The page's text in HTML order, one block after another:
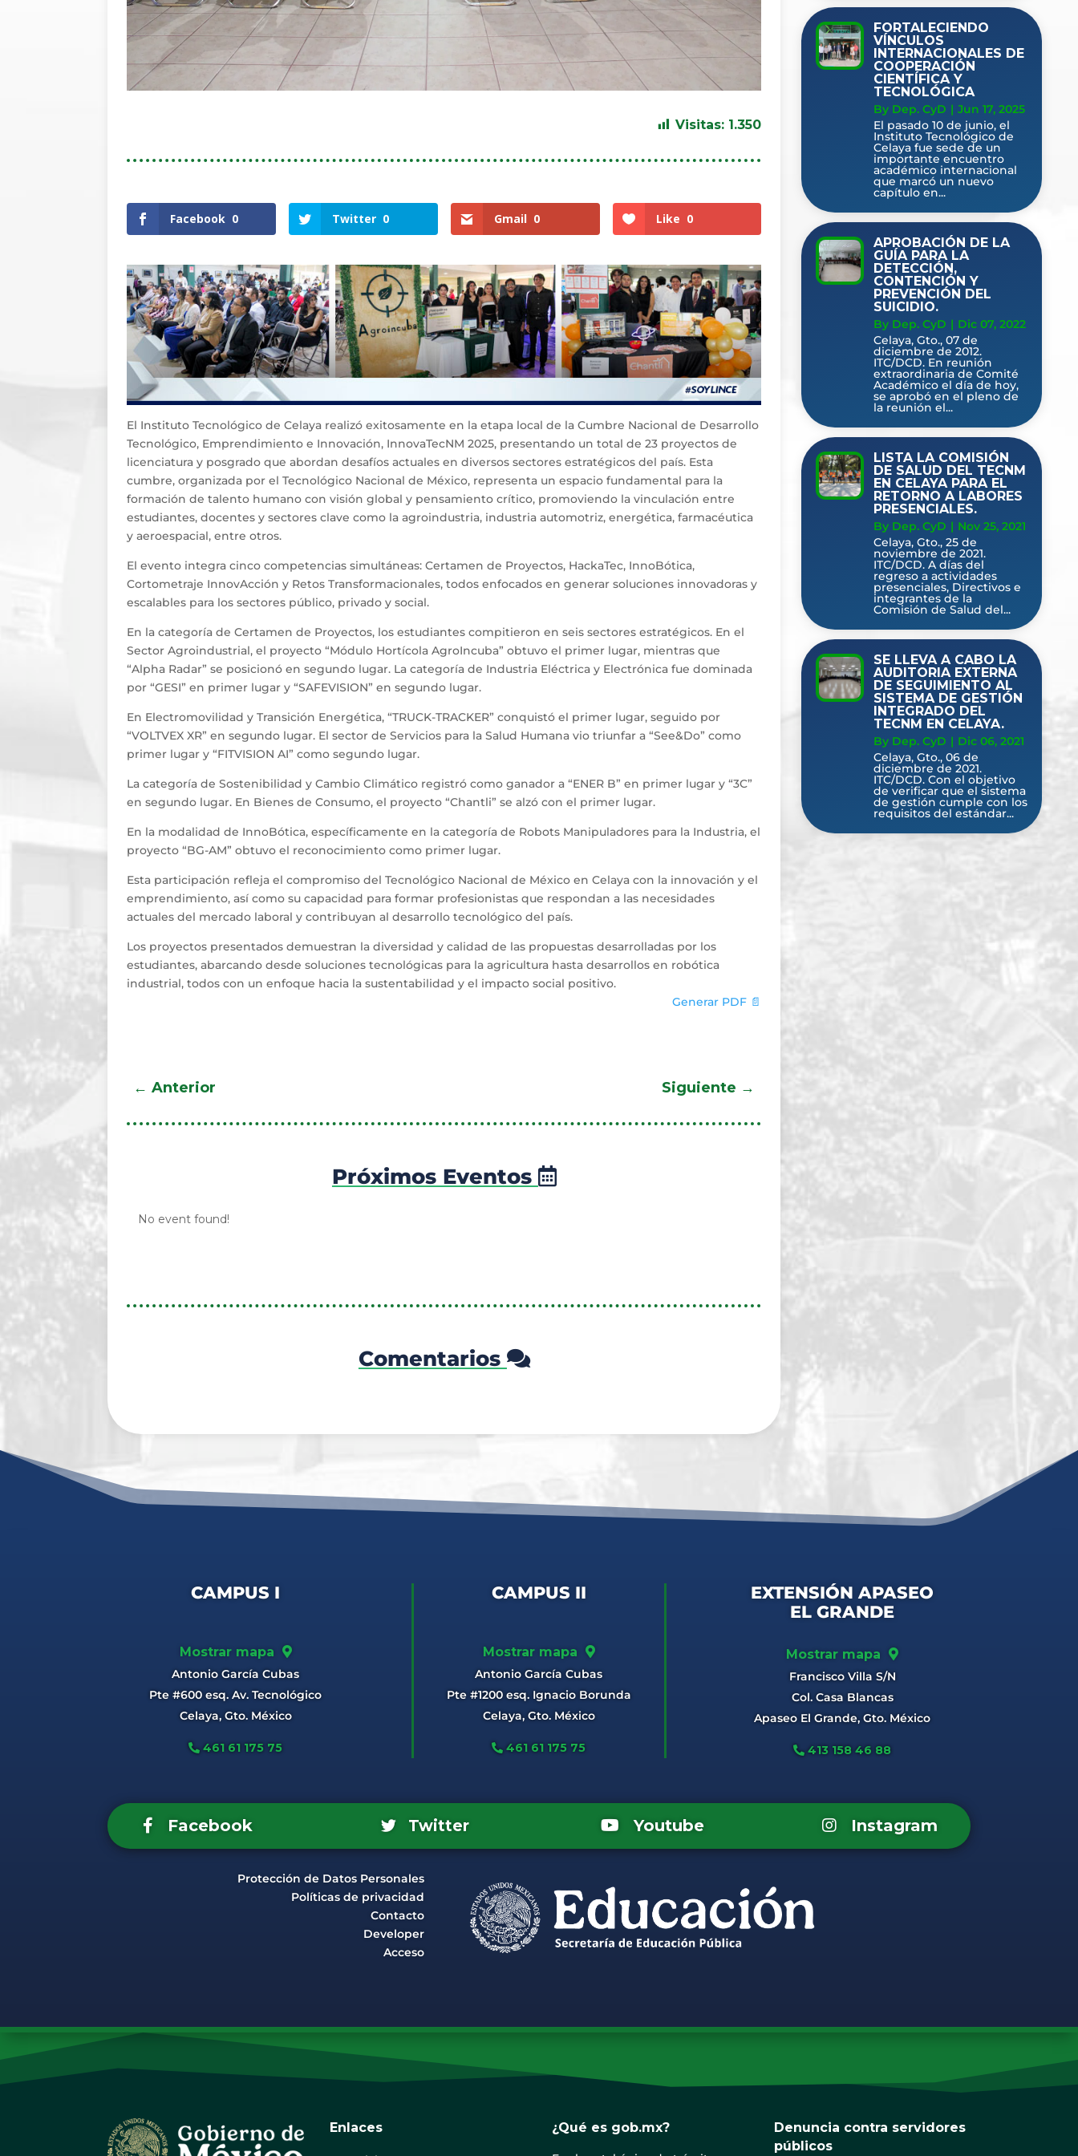
Visitas: 1.350
Facebook 0 Twitter 0 Gmail 0 Like 0
El Instituto Tecnológico de Celaya realizó exitosamente en la etapa local de la Cumbre Nacional de Desarrollo
Tecnológico, Emprendimiento e Innovación, InnovaTecNM 2025, presentando un total de 23 proyectos de
licenciatura y posgrado que abordan desafíos actuales en diversos sectores estratégicos del país. Esta
cumbre, organizada por el Tecnológico Nacional de México, representa un espacio fundamental para la
formación de talento humano con visión global y pensamiento crítico, promoviendo la vinculación entre
estudiantes, docentes y sectores clave como la agroindustria, industria automotriz, energética, farmacéutica
y aeroespacial, entre otros.
El evento integra cinco competencias simultáneas: Certamen de Proyectos, HackaTec, InnoBótica,
Cortometraje InnovAcción y Retos Transformacionales, todos enfocados en generar soluciones innovadoras y
escalables para los sectores público, privado y social.
En la categoría de Certamen de Proyectos, los estudiantes compitieron en seis sectores estratégicos. En el
Sector Agroindustrial, el proyecto “Módulo Hortícola AgroIncuba” obtuvo el primer lugar, mientras que
“Alpha Radar” se posicionó en segundo lugar. La categoría de Industria Eléctrica y Electrónica fue dominada
por “GESI” en primer lugar y “SAFEVISION” en segundo lugar.
En Electromovilidad y Transición Energética, “TRUCK-TRACKER” conquistó el primer lugar, seguido por
“VOLTVEX XR” en segundo lugar. El sector de Servicios para la Salud Humana vio triunfar a “See&Do” como
primer lugar y “FITVISION AI” como segundo lugar.
La categoría de Sostenibilidad y Cambio Climático registró como ganador a “ENER B” en primer lugar y “3C”
en segundo lugar. En Bienes de Consumo, el proyecto “Chantli” se alzó con el primer lugar.
En la modalidad de InnoBótica, específicamente en la categoría de Robots Manipuladores para la Industria, el
proyecto “BG-AM” obtuvo el reconocimiento como primer lugar.
Esta participación refleja el compromiso del Tecnológico Nacional de México en Celaya con la innovación y el
emprendimiento, así como su capacidad para formar profesionistas que respondan a las necesidades
actuales del mercado laboral y contribuyan al desarrollo tecnológico del país.
Los proyectos presentados demuestran la diversidad y calidad de las propuestas desarrolladas por los
estudiantes, abarcando desde soluciones tecnológicas para la agricultura hasta desarrollos en robótica
industrial, todos con un enfoque hacia la sustentabilidad y el impacto social positivo.
Generar PDF 📄
←Anterior Siguiente →
Próximos Eventos
No event found!
Comentarios
FORTALECIENDO
VÍNCULOS
INTERNACIONALES DE
COOPERACIÓN
CIENTÍFICA Y
TECNOLÓGICA
By Dep. CyD | Jun 17, 2025
El pasado 10 de junio, el
Instituto Tecnológico de
Celaya fue sede de un
importante encuentro
académico internacional
que marcó un nuevo
capítulo en...
APROBACIÓN DE LA
GUÍA PARA LA
DETECCIÓN,
CONTENCIÓN Y
PREVENCIÓN DEL
SUICIDIO.
By Dep. CyD | Dic 07, 2022
Celaya, Gto., 07 de
diciembre de 2012.
ITC/DCD. En reunión
extraordinaria de Comité
Académico el día de hoy,
se aprobó en el pleno de
la reunión el...
LISTA LA COMISIÓN
DE SALUD DEL TECNM
EN CELAYA PARA EL
RETORNO A LABORES
PRESENCIALES.
By Dep. CyD | Nov 25, 2021
Celaya, Gto., 25 de
noviembre de 2021.
ITC/DCD. A días del
regreso a actividades
presenciales, Directivos e
integrantes de la
Comisión de Salud del...
SE LLEVA A CABO LA
AUDITORIA EXTERNA
DE SEGUIMIENTO AL
SISTEMA DE GESTIÓN
INTEGRADO DEL
TECNM EN CELAYA.
By Dep. CyD | Dic 06, 2021
Celaya, Gto., 06 de
diciembre de 2021.
ITC/DCD. Con el objetivo
de verificar que el sistema
de gestión cumple con los
requisitos del estándar...
CAMPUS I
Mostrar mapa
Antonio García Cubas
Pte #600 esq. Av. Tecnológico
Celaya, Gto. México
461 61 175 75
CAMPUS II
Mostrar mapa
Antonio García Cubas
Pte #1200 esq. Ignacio Borunda
Celaya, Gto. México
461 61 175 75
EXTENSIÓN APASEO
EL GRANDE
Mostrar mapa
Francisco Villa S/N
Col. Casa Blancas
Apaseo El Grande, Gto. México
413 158 46 88
Facebook Twitter Youtube Instagram
Protección de Datos Personales
Políticas de privacidad
Contacto
Developer
Acceso
Enlaces ¿Qué es gob.mx?
Denuncia contra servidores
públicos